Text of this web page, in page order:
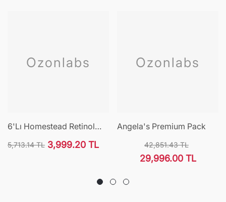
Ozonlabs
6'lı Homestead Retinol
R0.05% Cilt Bakım Serumu
5,713.14 TL 3,999.20 TL
Ozonlabs
Angela's Premium Pack
Normal
42,851.43 TL
İndirimli
29,996.00 TL